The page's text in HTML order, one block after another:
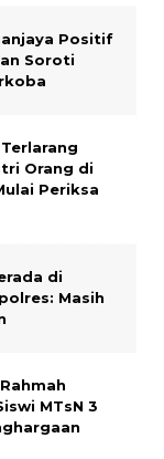
Positif
Soroti
Orang di
Periksa
di
Masih
MTsN 3